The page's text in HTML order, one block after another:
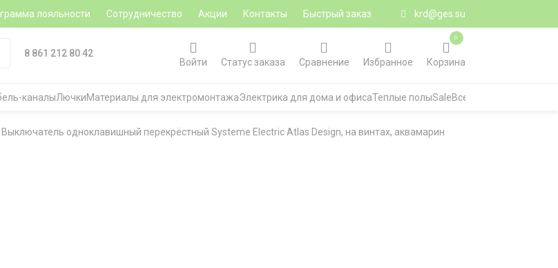
лояльности Сотрудничество Акции Контакты Быстрый заказ krd@ges.su
8 861 212 80 42
Войти
Статус заказа Сравнение Избранное Корзина
0
каналыЛючкиМатериалы для электромонтажаЭлектрика для дома и офисаТеплые полыSaleВсе категории
Выключатель одноклавишный перекрёстный Systeme Electric Atlas Design, на винтах, аквамарин